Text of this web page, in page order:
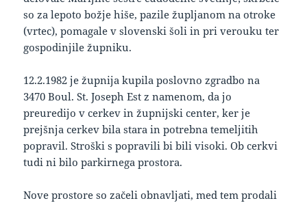
so za lepoto božje hiše, pazile župljanom na otroke
(vrtec), pomagale v slovenski šoli in pri verouku ter
gospodinjile župniku.
12.2.1982 je župnija kupila poslovno zgradbo na
3470 Boul. St. Joseph Est z namenom, da jo
preuredijo v cerkev in župnijski center, ker je
prejšnja cerkev bila stara in potrebna temeljitih
popravil. Stroški s popravili bi bili visoki. Ob cerkvi
tudi ni bilo parkirnega prostora.
Nove prostore so začeli obnavljati, med tem prodali